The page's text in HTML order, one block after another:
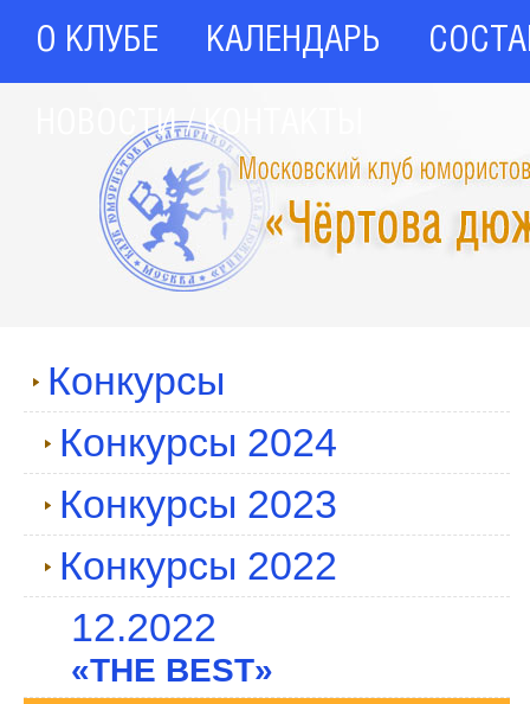
О КЛУБЕ КАЛЕНДАРЬ
НОВОСТИ / КОНТАКТЫ
Конкурсы
Конкурсы 2024
Конкурсы 2023
Конкурсы 2022
12.2022
«THE BEST»